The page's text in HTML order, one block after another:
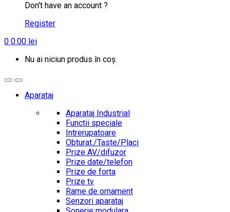
Don't have an account ?
Register
0 0.00 lei
Nu ai niciun produs în coș.
Aparataj
Aparataj Industrial
Functii speciale
Intrerupatoare
Obturat./Taste/Placi
Prize AV/difuzor
Prize date/telefon
Prize de forta
Prize tv
Rame de ornament
Senzori aparataj